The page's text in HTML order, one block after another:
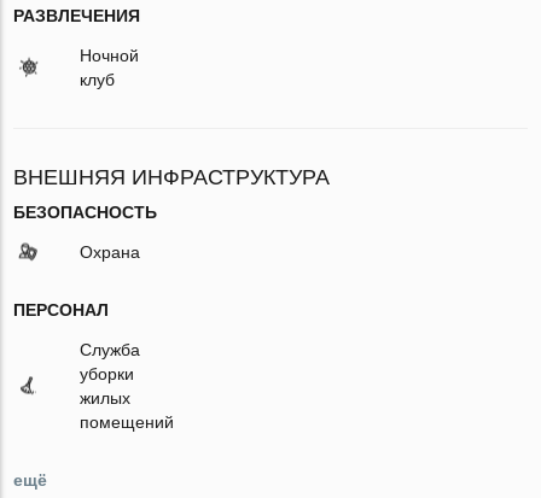
РАЗВЛЕЧЕНИЯ
Ночной
клуб
ВНЕШНЯЯ ИНФРАСТРУКТУРА
БЕЗОПАСНОСТЬ
Охрана
ПЕРСОНАЛ
Служба
уборки
жилых
помещений
ещё